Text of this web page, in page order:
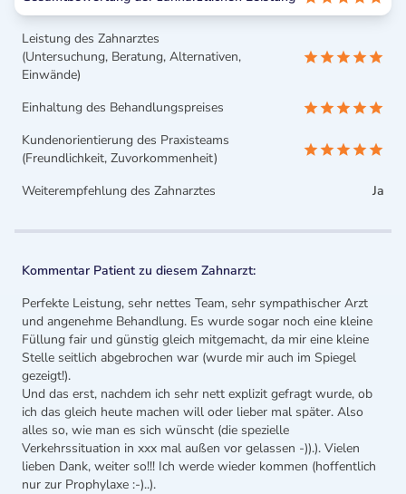
Leistung des Zahnarztes
(Untersuchung, Beratung, Alternativen,
Einwände)
Einhaltung des Behandlungspreises
Kundenorientierung des Praxisteams
(Freundlichkeit, Zuvorkommenheit)
Weiterempfehlung des Zahnarztes
Ja
Kommentar Patient zu diesem Zahnarzt:
Perfekte Leistung, sehr nettes Team, sehr sympathischer Arzt
und angenehme Behandlung. Es wurde sogar noch eine kleine
Füllung fair und günstig gleich mitgemacht, da mir eine kleine
Stelle seitlich abgebrochen war (wurde mir auch im Spiegel
gezeigt!).
Und das erst, nachdem ich sehr nett explizit gefragt wurde, ob
ich das gleich heute machen will oder lieber mal später. Also
alles so, wie man es sich wünscht (die spezielle
Verkehrssituation in xxx mal außen vor gelassen -)).). Vielen
lieben Dank, weiter so!!! Ich werde wieder kommen (hoffentlich
nur zur Prophylaxe :-)..).